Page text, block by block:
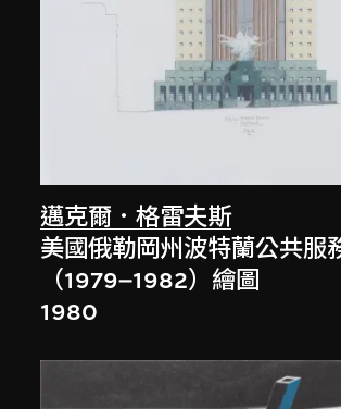
邁克爾．格雷夫斯
美國俄勒岡州波特蘭公共服
（1979–1982）繪圖
1980